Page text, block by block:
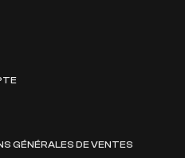
GÉNÉRALES DE VENTES